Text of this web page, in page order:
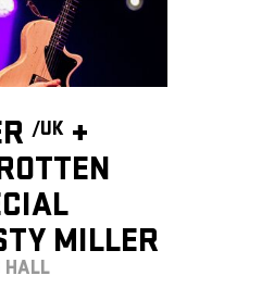
/UK +
MILLER